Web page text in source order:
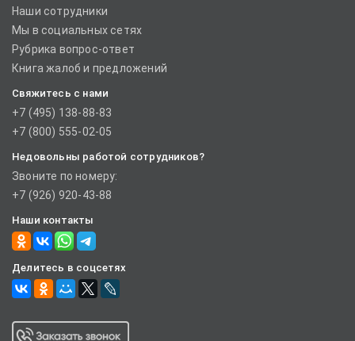
Наши сотрудники
Мы в социальных сетях
Рубрика вопрос-ответ
Книга жалоб и предложений
Свяжитесь с нами
+7 (495) 138-88-83
+7 (800) 555-02-05
Недовольны работой сотрудников?
Звоните по номеру:
+7 (926) 920-43-88
Наши контакты
Делитесь в соцсетях